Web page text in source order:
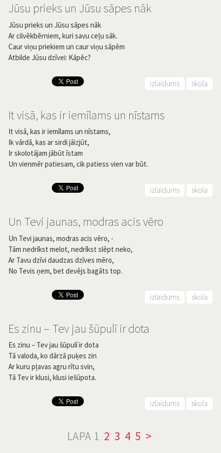
Jūsu prieks un Jūsu sāpes nāk
Jūsu prieks un Jūsu sāpes nāk
Ar cilvēkbērniem, kuri savu ceļu sāk.
Caur viņu priekiem un caur viņu sāpēm
Atbilde Jūsu dzīvei: Kāpēc?
izlaidums skola
It visā, kas ir iemīlams un nīstams
It visā, kas ir iemīlams un nīstams,
Ik vārdā, kas ar sirdi jāizjūt,
Ir skolotājam jābūt īstam
Un vienmēr patiesam, cik patiess vien var būt.
izlaidums skola
Un Tevi jaunas, modras acis vēro
Un Tevi jaunas, modras acis vēro, -
Tām nedrīkst melot, nedrīkst slēpt neko,
Ar Tavu dzīvi daudzas dzīves mēro,
No Tevis ņem, bet devējs bagāts top.
izlaidums skola
Es zinu – Tev jau šūpulī ir dota
Es zinu – Tev jau šūpulī ir dota
Tā valoda, ko dārzā puķes zin
Ar kuru pļavas agru rītu svin,
Tā Tev ir klusi, klusi iešūpota.
izlaidums skola
LAPA 1 2 3 4 5 >